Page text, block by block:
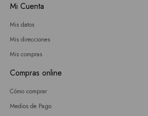
Mi Cuenta
Mis datos
Mis direcciones
Mis compras
Compras online
Cómo comprar
Medios de Pago